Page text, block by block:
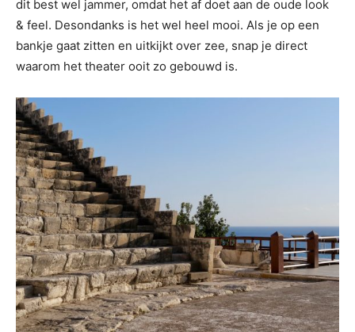
dit best wel jammer, omdat het af doet aan de oude look
& feel. Desondanks is het wel heel mooi. Als je op een
bankje gaat zitten en uitkijkt over zee, snap je direct
waarom het theater ooit zo gebouwd is.